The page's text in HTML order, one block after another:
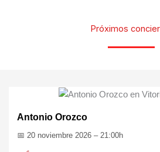
Próximos
Taburete
📅 12 septiembre 2026 – 22:00h